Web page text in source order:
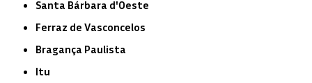
Santa Bárbara d'Oeste
Ferraz de Vasconcelos
Bragança Paulista
Itu